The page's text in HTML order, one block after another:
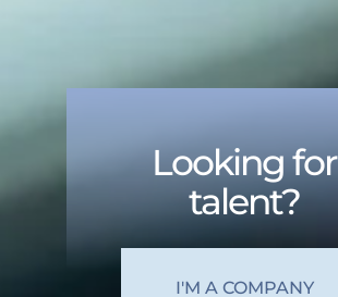
Looking for
talent?
I'M A COMPANY